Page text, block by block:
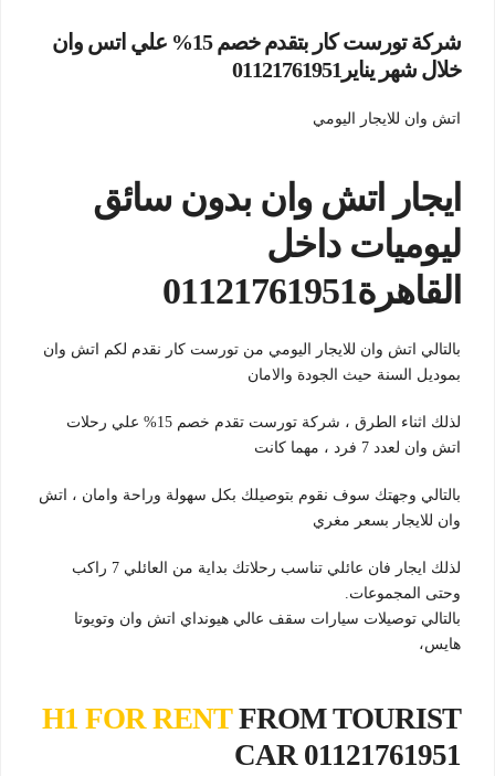
شركة تورست كار بتقدم خصم 15% علي اتس وان
خلال شهر يناير01121761951
اتش وان للايجار اليومي
ايجار اتش وان بدون سائق
ليوميات داخل
القاهرة01121761951
بالتالي اتش وان للايجار اليومي من تورست كار نقدم لكم اتش وان
بموديل السنة حيث الجودة والامان
لذلك اثناء الطرق ، شركة تورست تقدم خصم 15% علي رحلات
اتش وان لعدد 7 فرد ، مهما كانت
بالتالي وجهتك سوف نقوم بتوصيلك بكل سهولة وراحة وامان ، اتش
وان للايجار بسعر مغري
لذلك ايجار فان عائلي تناسب رحلاتك بداية من العائلي 7 راكب
وحتى المجموعات.
بالتالي توصيلات سيارات سقف عالي هيونداي اتش وان وتويوتا
هايس،
H1 FOR RENTFROM TOURIST
CAR 01121761951